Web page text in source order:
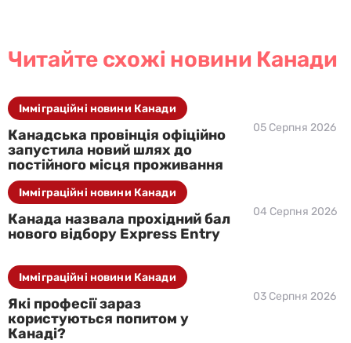
Читайте схожі новини Канади
Канадська провінція офіційно
запустила новий шлях до
постійного місця проживання
05 Серпня 2026
Імміграційні новини Канади
Канада назвала прохідний бал
нового відбору Express Entry
04 Серпня 2026
Імміграційні новини Канади
Які професії зараз
користуються попитом у
Канаді?
03 Серпня 2026
Імміграційні новини Канади